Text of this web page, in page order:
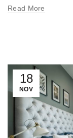
Read More
18
NOV